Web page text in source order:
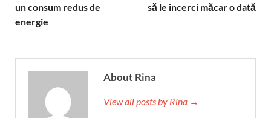
un consum redus de
energie
să le încerci măcar o dată
About Rina
View all posts by Rina →